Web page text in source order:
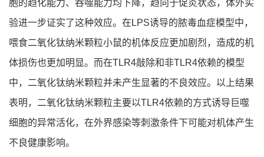
胞的趋化能力、吞噬能力均下降，趋向于促炎状态，体外实
验进一步证实了这种效应。在LPS诱导的脓毒血症模型中，
喂食二氧化钛纳米颗粒小鼠的机体反应更加剧烈，造成的机
体损伤也更加明显。而在TLR4敲除和非TLR4依赖的模型
中，二氧化钛纳米颗粒并未产生显著的不良效应。以上结果
表明，二氧化钛纳米颗粒主要以TLR4依赖的方式诱导巨噬
细胞的异常活化，在外界感染等刺激条件下可能对机体产生
不良健康影响。